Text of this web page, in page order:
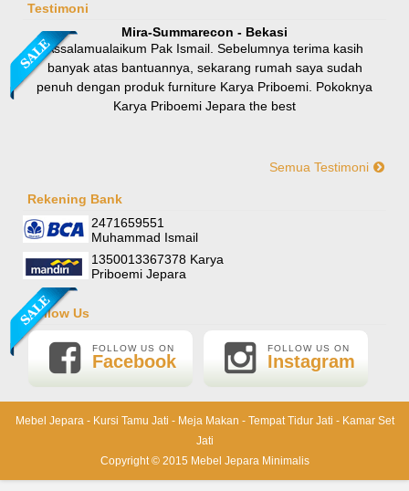
Rp (Hubungi CS)
Lemari Pajangan Shima
Rp 6.000.0006.500.000
Testimoni
Mira-Summarecon - Bekasi
Assalamualaikum Pak Ismail. Sebelumnya terima kasih
banyak atas bantuannya, sekarang rumah saya sudah
penuh dengan produk furniture Karya Priboemi. Pokoknya
Karya Priboemi Jepara the best
Hallo mas ismail, terima kasih banyak ya. Barang furniture
kasih banyak mas mail.
Semua Testimoni
Rekening Bank
2471659551
Muhammad Ismail
1350013367378 Karya
Priboemi Jepara
Follow Us
FOLLOW US ON
Facebook
FOLLOW US ON
Instagram
Mebel Jepara- Kursi Tamu Jati - Meja Makan - Tempat Tidur Jati - Kamar Set
Jati
Copyright © 2015 Mebel Jepara Minimalis